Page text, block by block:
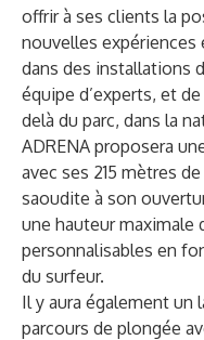
offrir à ses clients la
nouvelles expériences
dans des installations
équipe d’experts, et
delà du parc, dans la
ADRENA proposera
avec ses 215 mètres
saoudite à son
une hauteur maximale
personnalisables en
du surfeur.
Il y aura également un
parcours de plongée